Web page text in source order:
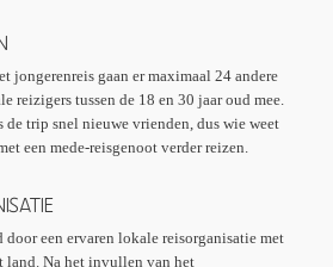
jongerenreis gaan er maximaal 24 andere
reizigers tussen de 18 en 30 jaar oud mee.
trip snel nieuwe vrienden, dus wie weet
een mede-reisgenoot verder reizen.
een ervaren lokale reisorganisatie met
land. Na het invullen van het